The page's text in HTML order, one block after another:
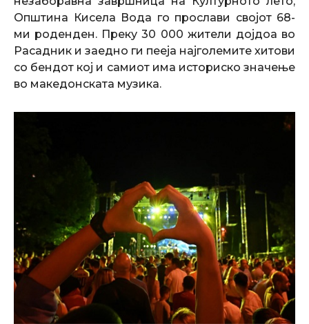
Општина Кисела Вода го прослави својот 68-
ми роденден. Преку 30 000 жители дојдоа во
Расадник и заедно ги пееја најголемите хитови
со бендот кој и самиот има историско значење
во македонската музика.